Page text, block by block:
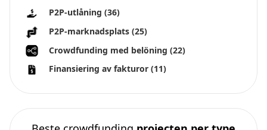
P2P-utlåning (36)
P2P-marknadsplats (25)
Crowdfunding med belöning (22)
Finansiering av fakturor (11)